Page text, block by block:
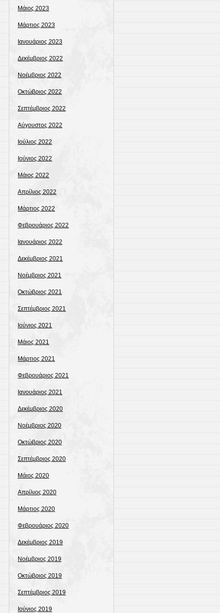
Μάιος 2023
Μάρτιος 2023
Ιανουάριος 2023
Δεκέμβριος 2022
Νοέμβριος 2022
Οκτώβριος 2022
Σεπτέμβριος 2022
Αύγουστος 2022
Ιούλιος 2022
Ιούνιος 2022
Μάιος 2022
Απρίλιος 2022
Μάρτιος 2022
Φεβρουάριος 2022
Ιανουάριος 2022
Δεκέμβριος 2021
Νοέμβριος 2021
Οκτώβριος 2021
Σεπτέμβριος 2021
Ιούνιος 2021
Μάιος 2021
Μάρτιος 2021
Φεβρουάριος 2021
Ιανουάριος 2021
Δεκέμβριος 2020
Νοέμβριος 2020
Οκτώβριος 2020
Σεπτέμβριος 2020
Μάιος 2020
Απρίλιος 2020
Μάρτιος 2020
Φεβρουάριος 2020
Δεκέμβριος 2019
Νοέμβριος 2019
Οκτώβριος 2019
Σεπτέμβριος 2019
Ιούνιος 2019